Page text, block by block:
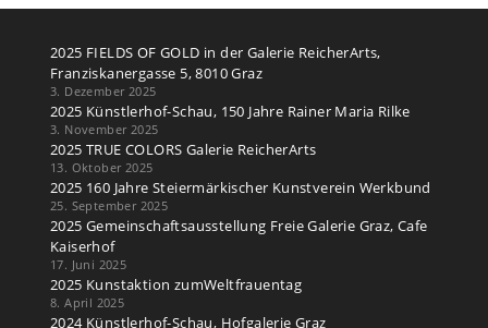
2025 FIELDS OF GOLD in der Galerie ReicherArts,
Franziskanergasse 5, 8010 Graz
3. Dezember 2025
2025 Künstlerhof-Schau, 150 Jahre Rainer Maria Rilke
3. November 2025
2025 TRUE COLORS Galerie ReicherArts
13. Oktober 2025
2025 160 Jahre Steiermärkischer Kunstverein Werkbund
25. September 2025
2025 Gemeinschaftsausstellung Freie Galerie Graz, Cafe
Kaiserhof
17. Juni 2025
2025 Kunstaktion zumWeltfrauentag
8. April 2025
2024 Künstlerhof-Schau, Hofgalerie Graz